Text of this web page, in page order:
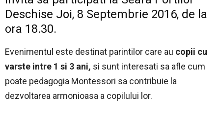
Deschise Joi, 8 Septembrie 2016, de la
ora 18.30.
Evenimentul este destinat parintilor care au copii cu
varste intre 1 si 3 ani, si sunt interesati sa afle cum
poate pedagogia Montessori sa contribuie la
dezvoltarea armonioasa a copilului lor.